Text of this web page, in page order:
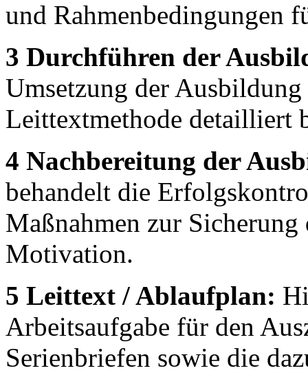
und Rahmenbedingungen
3 Durchführen der
Umsetzung der
Leittextmethode detailliert
4 Nachbereitung der
behandelt die
Maßnahmen zur
Motivation.
5 Leittext / Ablaufplan:
Arbeitsaufgabe für den
Serienbriefen sowie die